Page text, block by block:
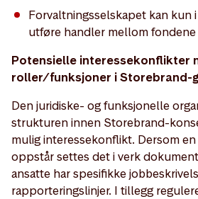
Forvaltningsselskapet kan
utføre handler mellom fondene
Potensielle interessekonflikter
roller/funksjoner i Storebrand-
Den juridiske- og funksjonelle
strukturen innen Storebrand-
mulig interessekonflikt. Dersom
oppstår settes det i verk
ansatte har spesifikke
rapporteringslinjer. I tillegg